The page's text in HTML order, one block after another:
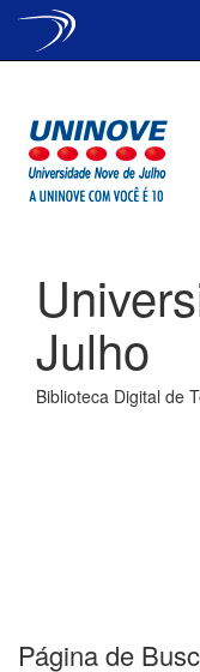
Julho
Biblioteca Digital de
Página de